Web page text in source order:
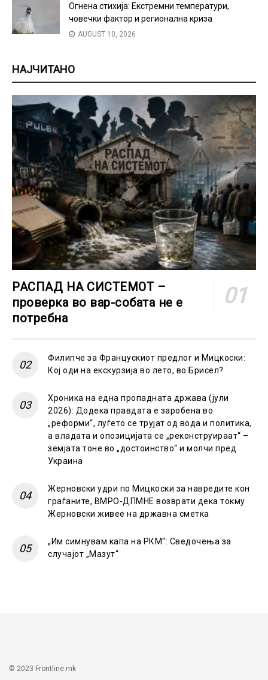
Огнена стихија: Екстремни температури,
човечки фактор и регионална криза
AUGUST 10, 2026
НАЈЧИТАНО
РАСПАД НА СИСТЕМОТ –
проверка во вар-собата не е
потребна
Филипче за Францускиот предлог и Мицкоски:
Кој оди на екскурзија во лето, во Брисел?
Хроника на една пропадната држава (јули
2026): Додека правдата е заробена во
„реформи“, луѓето се трујат од вода и политика,
а владата и опозицијата се „реконструираат“ –
земјата тоне во „достоинство“ и молчи пред
Украина
Жерновски удри по Мицкоски за навредите кон
граѓаните, ВМРО-ДПМНЕ возврати дека токму
Жерновски живее на државна сметка
„Им симнувам капа на РКМ“: Сведочења за
случајот „Мазут“
© 2023 Frontline.mk